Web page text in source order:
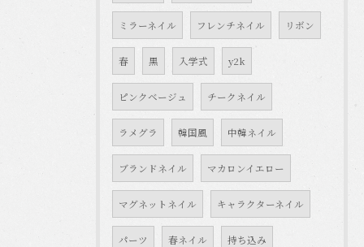
ミラーネイル フレンチネイル リボン
春 黒 入学式 y2k
ピンクベージュ チークネイル
ラメグラ 韓国風 中韓ネイル
ブランドネイル マカロンイエロー
マグネットネイル キャラクターネイル
パーツ 春ネイル 持ち込み